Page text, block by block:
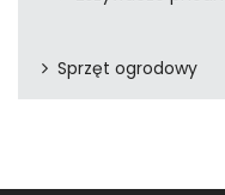
Sprzęt ogrodowy